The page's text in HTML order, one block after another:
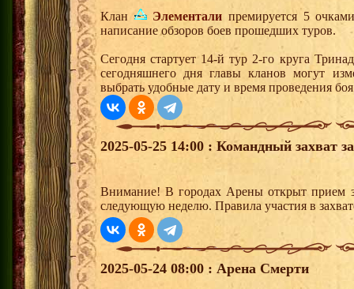
Клан Элементали премируется 5
написание обзоров боев прошедших туров.
Сегодня стартует 14-й тур 2-го круга
сегодняшнего дня главы кланов могут
выбрать удобные дату и время проведения
2025-05-25 14:00 : Командный захват
Внимание! В городах Арены открыт прием
следующую неделю. Правила участия в
2025-05-24 08:00 : Арена Смерти